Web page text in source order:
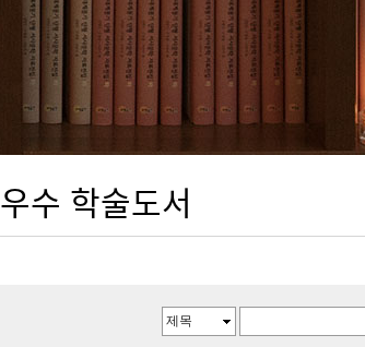
우수 학술도서